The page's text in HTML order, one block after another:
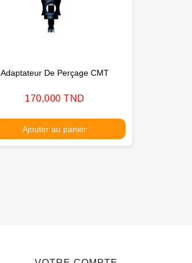
Adaptateur De Perçage CMT
Prix
170,000 TND
Ajouter au panier